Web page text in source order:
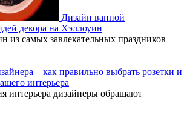
Дизайн ванной
декора на Хэллоуин
из самых завлекательных праздников
– как правильно выбрать розетки и
интерьера
интерьера дизайнеры обращают